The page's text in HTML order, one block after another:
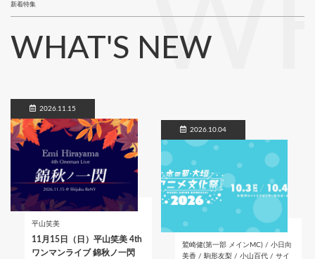
新着特集
WHAT'S NEW
2026.11.15
平山笑美
11月15日（日）平山笑美 4th
ワンマンライブ 錦秋ノ一閃
2026.10.04
鷲崎健(第一部 メインMC) / 小日向
美香 / 駒形友梨 / 小山百代 / サイ